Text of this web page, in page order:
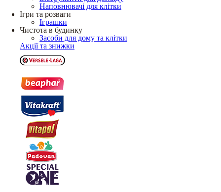
Наповнювачі для клітки
Ігри та розваги
Іграшки
Чистота в будинку
Засоби для дому та клітки
Акції та знижки